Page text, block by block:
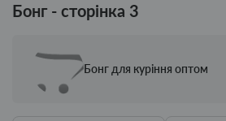
Бонг - сторінка 3
Бонг для куріння оптом